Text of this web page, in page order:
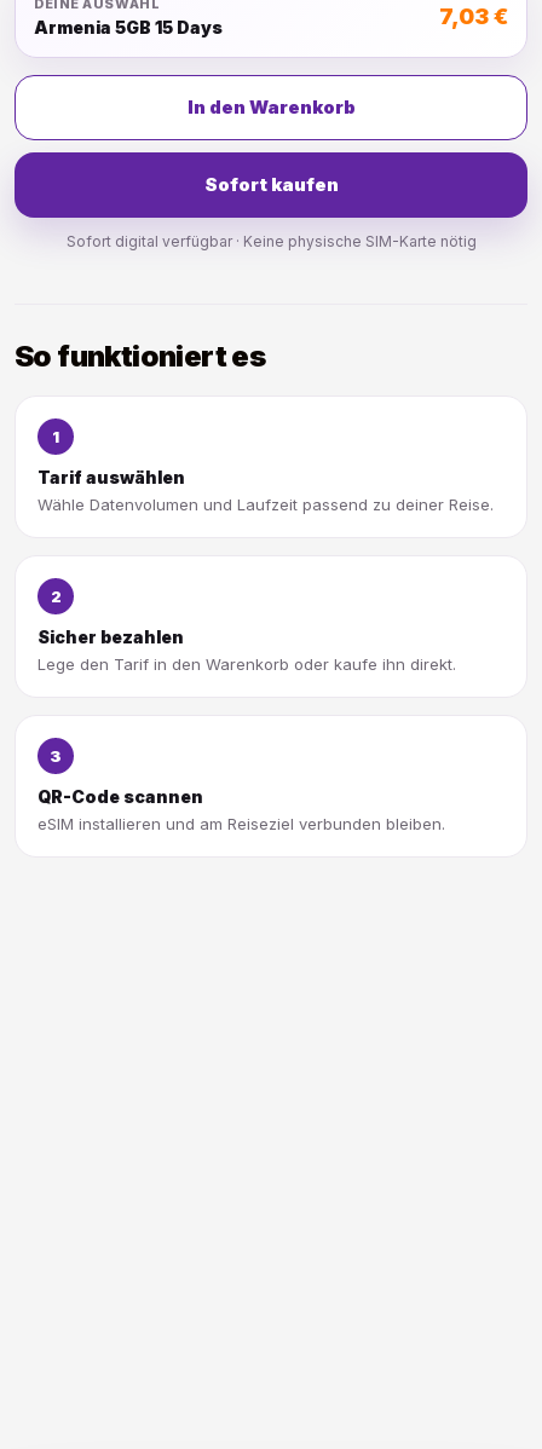
Armenia 5GB 15 Days 7,03 €
In den Warenkorb
Sofort kaufen
Sofort digital verfügbar · Keine physische SIM-Karte nötig
So funktioniert es
1
Tarif auswählen
Wähle Datenvolumen und Laufzeit passend zu deiner Reise.
2
Sicher bezahlen
Lege den Tarif in den Warenkorb oder kaufe ihn direkt.
3
QR-Code scannen
eSIM installieren und am Reiseziel verbunden bleiben.